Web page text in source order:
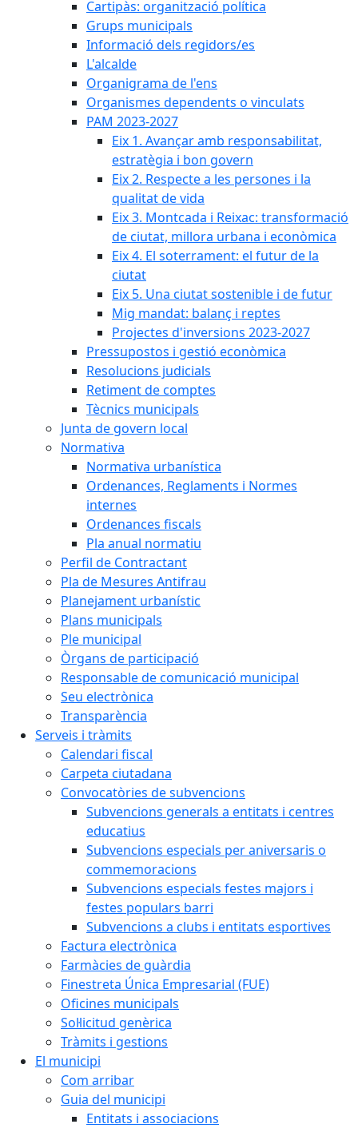
Cartipàs: organització política
Grups municipals
Informació dels regidors/es
L'alcalde
Organigrama de l'ens
Organismes dependents o vinculats
PAM 2023-2027
Eix 1. Avançar amb responsabilitat,
estratègia i bon govern
Eix 2. Respecte a les persones i la
qualitat de vida
Eix 3. Montcada i Reixac: transformació
de ciutat, millora urbana i econòmica
Eix 4. El soterrament: el futur de la
ciutat
Eix 5. Una ciutat sostenible i de futur
Mig mandat: balanç i reptes
Projectes d'inversions 2023-2027
Pressupostos i gestió econòmica
Resolucions judicials
Retiment de comptes
Tècnics municipals
Junta de govern local
Normativa
Normativa urbanística
Ordenances, Reglaments i Normes
internes
Ordenances fiscals
Pla anual normatiu
Perfil de Contractant
Pla de Mesures Antifrau
Planejament urbanístic
Plans municipals
Ple municipal
Òrgans de participació
Responsable de comunicació municipal
Seu electrònica
Transparència
Serveis i tràmits
Calendari fiscal
Carpeta ciutadana
Convocatòries de subvencions
Subvencions generals a entitats i centres
educatius
Subvencions especials per aniversaris o
commemoracions
Subvencions especials festes majors i
festes populars barri
Subvencions a clubs i entitats esportives
Factura electrònica
Farmàcies de guàrdia
Finestreta Única Empresarial (FUE)
Oficines municipals
Sol·licitud genèrica
Tràmits i gestions
El municipi
Com arribar
Guia del municipi
Entitats i associacions